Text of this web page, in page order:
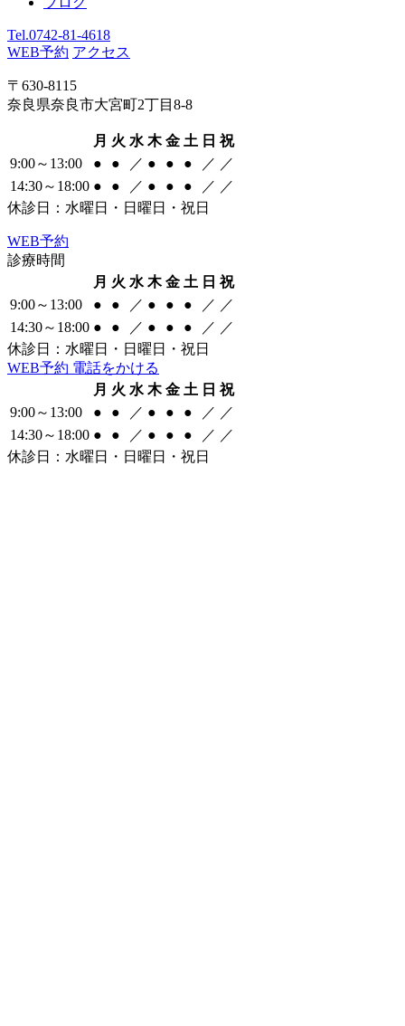
Tel.0742-81-4618
WEB予約 アクセス
〒630-8115
奈良県奈良市大宮町2丁目8-8
月 火 水 木 金 土 日 祝
9:00～13:00
● ● ／ ● ● ● ／ ／
14:30～18:00 ● ● ／ ● ● ● ／ ／
休診日：水曜日・日曜日・祝日
WEB予約
診療時間
月 火 水 木 金 土 日 祝
9:00～13:00
● ● ／ ● ● ● ／ ／
14:30～18:00 ● ● ／ ● ● ● ／ ／
休診日：水曜日・日曜日・祝日
WEB予約 電話をかける
月 火 水 木 金 土 日 祝
9:00～13:00
● ● ／ ● ● ● ／ ／
14:30～18:00 ● ● ／ ● ● ● ／ ／
休診日：水曜日・日曜日・祝日